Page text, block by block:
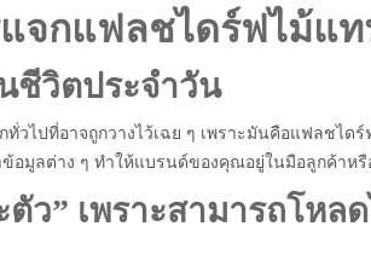
จกแฟลชไดร์ฟไม้แท
ชีวิตประจำวัน
วไปที่อาจถูกวางไว้เฉย ๆ เพราะมันคือแฟลชได
อมูลต่าง ๆ ทำให้แบรนด์ของคุณอยู่ในมือลูกค้าหรื
ตัว” เพราะสามารถโห